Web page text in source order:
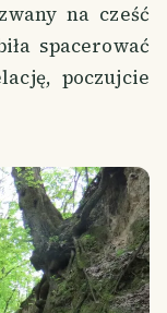
na cześć
spacerować
poczujcie